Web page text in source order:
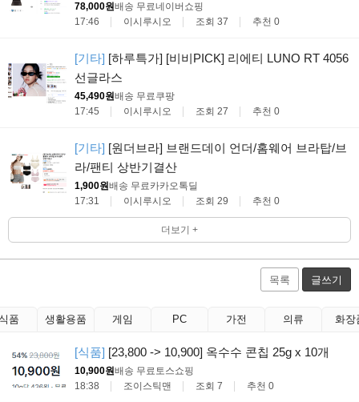
78,000원배송 무료네이버쇼핑
17:46
이시루시오 조회 37 추천 0
[기타] [하루특가] [비비PICK] 리에티 LUNO RT 4056
선글라스
45,490원배송 무료쿠팡
17:45
이시루시오 조회 27 추천 0
[기타] [원더브라] 브랜드데이 언더/홈웨어 브라탑/브
라/팬티 상반기결산
1,900원배송 무료카카오톡딜
17:31
이시루시오 조회 29 추천 0
더보기 +
목록 글쓰기
품 생활용품 게임 PC 가전 의류 화장
[식품] [23,800 -> 10,900] 옥수수 콘칩 25g x 10개
10,900원배송 무료토스쇼핑
18:38
조이스틱맨 조회 7 추천 0